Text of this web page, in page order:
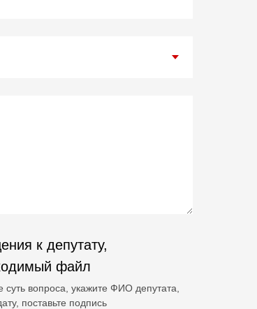
к депутату,
файл
вопроса, укажите ФИО депутата,
поставьте подпись